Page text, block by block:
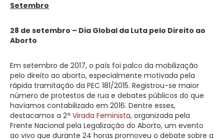
Setembro
28 de setembro – Dia Global da Luta pelo Direito ao
Aborto
Em setembro de 2017, o país foi palco da mobilização
pelo direito ao aborto, especialmente motivada pela
rápida tramitação da PEC 181/2015. Registrou-se maior
número de protestos de rua e debates públicos do que
havíamos contabilizado em 2016. Dentre esses,
destacamos a 2ª Virada Feminista, organizada pela
Frente Nacional pela Legalização do Aborto, um evento
ao vivo que durante 24 horas promoveu o debate sobre a